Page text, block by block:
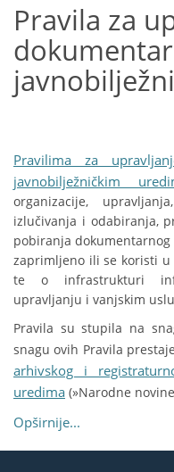
Pravila za
Pravilima za
javnobilježničkim
organizacije,
izlučivanja i odabiranja,
pobiranja
zaprimljeno ili se koristi
te o infrastrukturi
upravljanju i vanjskim
Pravila su stupila na
snagu ovih Pravila
arhivskog i
uredima (»Narodne
Opširnije...